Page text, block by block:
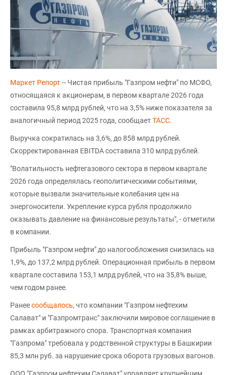
Маркет Репорт-- Чистая прибыль "Газпром нефти" по МСФО,
относящаяся к акционерам, в первом квартале 2026 года
составила 95,8 млрд рублей, что на 3,5% ниже показателя за
аналогичный период 2025 года, сообщаетТАСС.
Выручка сократилась на 3,6%, до 858 млрд рублей.
Скорректированная EBITDA составила 310 млрд рублей.
"Волатильность нефтегазового сектора в первом квартале
2026 года определялась геополитическими событиями,
которые вызвали значительные колебания цен на
энергоносители. Укрепление курса рубля продолжило
оказывать давление на финансовые результаты", - отметили
в компании.
Прибыль "Газпром нефти" до налогообложения снизилась на
1,9%, до 137,2 млрд рублей. Операционная прибыль в первом
квартале составила 153,1 млрд рублей, что на 35,8% выше,
чем годом ранее.
Ранеесообщалось, что компании "Газпром нефтехим
Салават" и "Газпромтранс" заключили мировое соглашение в
рамках арбитражного спора. Транспортная компания
"Газпрома" требовала у родственной структуры в Башкирии
85,3 млн руб. за нарушение срока оборота грузовых вагонов.